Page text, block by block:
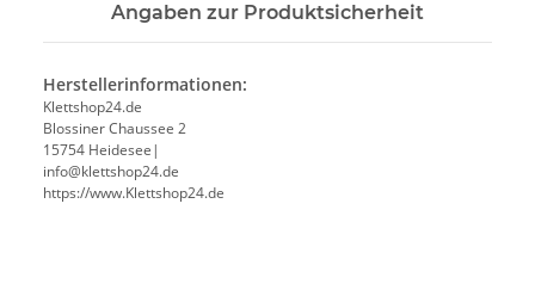
Angaben zur Produktsicherheit
Herstellerinformationen:
Klettshop24.de
Blossiner Chaussee 2
15754 Heidesee|
info@klettshop24.de
https://www.Klettshop24.de